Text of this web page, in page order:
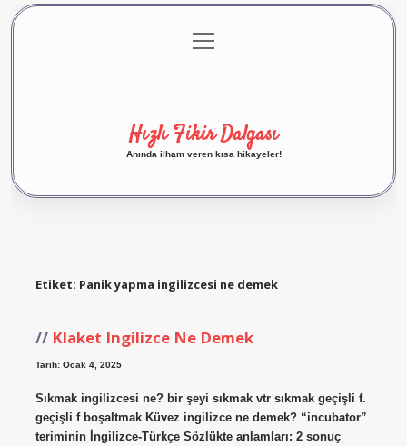
Gizlilik Politikası
menüyü
aç
Hızlı Fikir Dalgası
Anında ilham veren kısa hikayeler!
Etiket: Panik yapma ingilizcesi ne demek
Klaket Ingilizce Ne Demek
Tarih: Ocak 4, 2025
Sıkmak ingilizcesi ne? bir şeyi sıkmak vtr sıkmak geçişli f.
geçişli f boşaltmak Küvez ingilizce ne demek? “incubator”
teriminin İngilizce-Türkçe Sözlükte anlamları: 2 sonuç